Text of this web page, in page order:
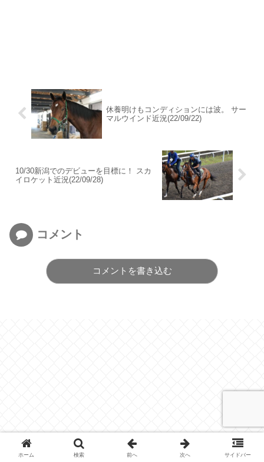
休養明けもコンディションには波。 サー
マルウインド近況(22/09/22)
10/30新潟でのデビューを目標に！ スカ
イロケット近況(22/09/28)
コメント
コメントを書き込む
ホーム 検索 前へ 次へ サイドバー